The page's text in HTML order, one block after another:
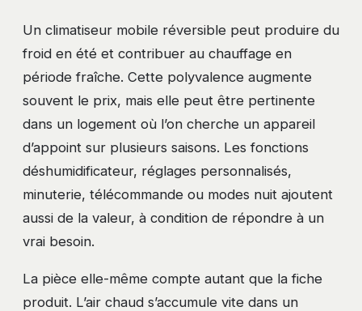
Un climatiseur mobile réversible peut produire du
froid en été et contribuer au chauffage en
période fraîche. Cette polyvalence augmente
souvent le prix, mais elle peut être pertinente
dans un logement où l’on cherche un appareil
d’appoint sur plusieurs saisons. Les fonctions
déshumidificateur, réglages personnalisés,
minuterie, télécommande ou modes nuit ajoutent
aussi de la valeur, à condition de répondre à un
vrai besoin.
La pièce elle-même compte autant que la fiche
produit. L’air chaud s’accumule vite dans un